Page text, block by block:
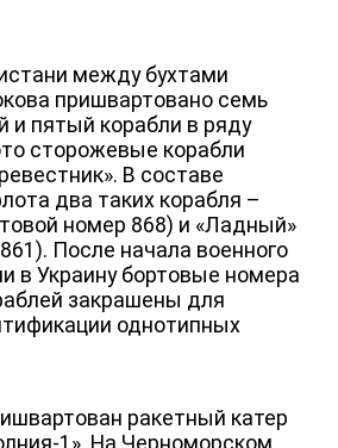
между бухтами
пришвартовано семь
и пятый корабли в ряду
сторожевые корабли
В составе
два таких корабля –
номер 868) и «Ладный»
После начала военного
в Украину бортовые номера
закрашены для
однотипных
ракетный катер
1». На Черноморском